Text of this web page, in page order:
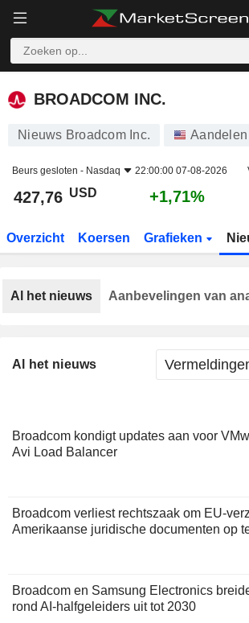
BROADCOM INC.
BROADCOM INC.
Nieuws Broadcom Inc. Aandelen
Beurs gesloten - Nasdaq 22:00:00 07-08-2026
427,76 USD +1,71%
Overzicht Koersen Grafieken
Al het nieuws
Broadcom kondigt updates aan voor
Avi Load Balancer
Broadcom verliest rechtszaak om EU-
Amerikaanse juridische documenten op
Broadcom en Samsung Electronics
rond AI-halfgeleiders uit tot 2030
Al het nieuws Aanbevelingen van